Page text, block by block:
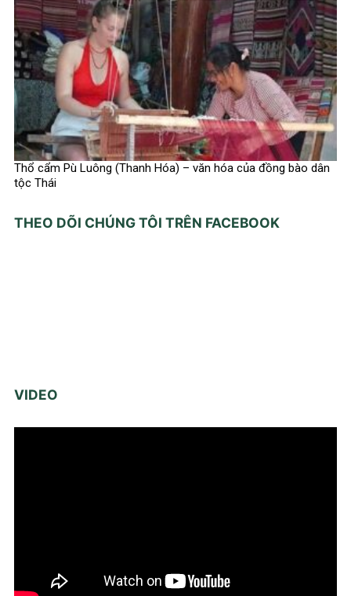
Thổ cẩm Pù Luông (Thanh Hóa) – văn hóa của đồng bào dân
tộc Thái
THEO DÕI CHÚNG TÔI TRÊN FACEBOOK
VIDEO